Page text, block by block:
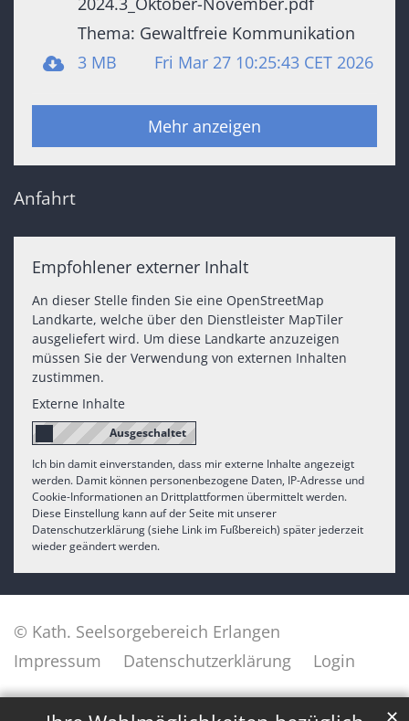
Thema: Gewaltfreie Kommunikation
3 MB
Fri Mar 27 10:25:43 CET 2026
Mehr anzeigen
Anfahrt
Empfohlener externer Inhalt
An dieser Stelle finden Sie eine OpenStreetMap
Landkarte, welche über den Dienstleister MapTiler
ausgeliefert wird. Um diese Landkarte anzuzeigen
müssen Sie der Verwendung von externen Inhalten
zustimmen.
Externe Inhalte
Ich bin damit einverstanden, dass mir externe Inhalte angezeigt
werden. Damit können personenbezogene Daten, IP-Adresse und
Cookie-Informationen an Drittplattformen übermittelt werden.
Diese Einstellung kann auf der Seite mit unserer
Datenschutzerklärung (siehe Link im Fußbereich) später jederzeit
wieder geändert werden.
© Kath. Seelsorgebereich Erlangen
Impressum
Datenschutzerklärung Login